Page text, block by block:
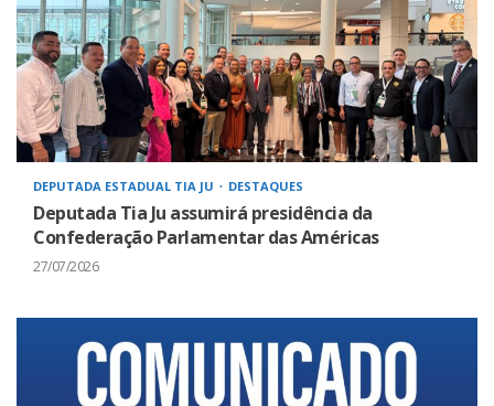
DEPUTADA ESTADUAL TIA JU DESTAQUES
Deputada Tia Ju assumirá presidência da
Confederação Parlamentar das Américas
27/07/2026